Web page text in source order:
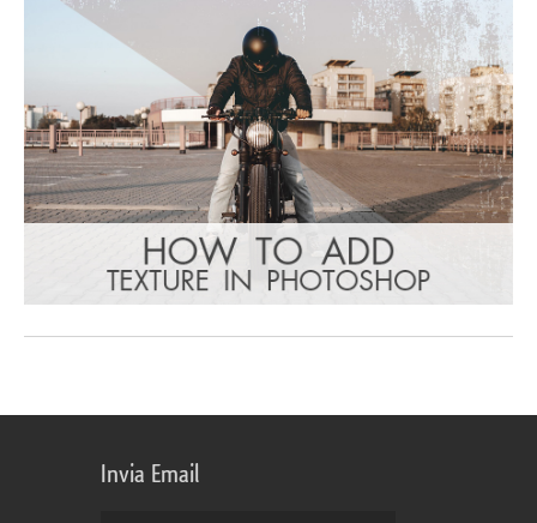
Invia Email